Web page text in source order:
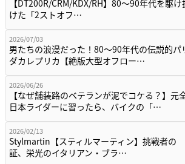
【DT200R/CRM/KDX/RH】80〜90年代を駆け
けた「2ストオフ…
2026/07/03
男たちの浪漫だった！80〜90年代の伝説的パ
ダカレプリカ【絶版大型オフロー…
2026/06/26
【なぜ舗装路のベテランが泥でコケる？】元
日本ライダーに習ったら、バイクの「…
2026/02/13
Stylmartin【スティルマーティン】挑戦者の
証、栄光のイタリアン・ブラ…